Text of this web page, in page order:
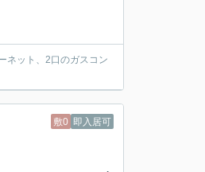
ネット、2口のガスコン
敷0 即入居可